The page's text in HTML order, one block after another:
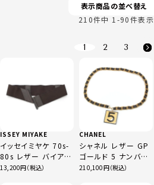
表示商品の並べ替え
210件中 1 -90件表示
1 2 3
ISSEY MIYAKE
イッセイミヤケ 70s-
80s レザー バイアス
デザイン ベルト ダー
13,200
CHANEL
シャネル レザー GP
ゴールド 5 ナンバー
ファイブ ビックプレ
210,100